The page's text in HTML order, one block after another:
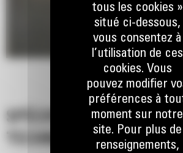
SPÉCIFICATIONS
TECHNIQUES
tous les cookies »
situé ci-dessous,
vous consentez à
l’utilisation de ces
cookies. Vous
pouvez modifier
préférences à
moment sur notre
site. Pour plus de
renseignements,